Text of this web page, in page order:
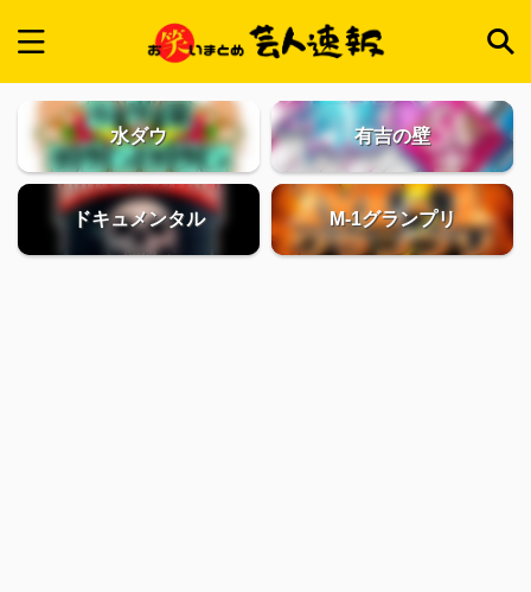
水ダウ 有吉の壁
ドキュメンタル M-1グランプリ